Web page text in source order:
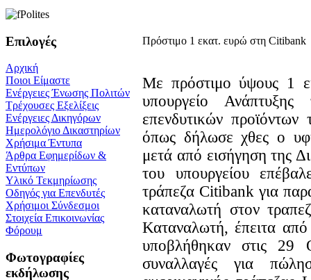
Επιλογές
Αρχική
Ποιοι Είμαστε
Ενέργειες Ένωσης Πολιτών
Τρέχουσες Εξελίξεις
Ενέργειες Δικηγόρων
Ημερολόγιο Δικαστηρίων
Χρήσιμα Έντυπα
Άρθρα Εφημερίδων &
Εντύπων
Υλικό Τεκμηρίωσης
Οδηγός για Επενδυτές
Χρήσιμοι Σύνδεσμοι
Στοιχεία Επικοινωνίας
Φόρουμ
Φωτογραφίες
εκδήλωσης
Πρόστιμο 1 εκατ. ευρώ στη Citibank
Με πρόστιμο ύψους 1
υπουργείο
επενδυτικών
όπως δήλωσε χθες ο
μετά από εισήγηση της
του υπουργείου
τράπεζα Citibank για
καταναλωτή στον
Καταναλωτή, έπειτα
υποβλήθηκαν στις 29
συναλλαγές για